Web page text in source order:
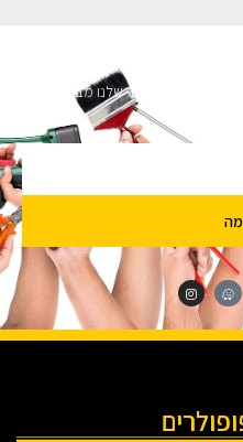
הירשמו לניוזלטר שלנו מבטיחים לא